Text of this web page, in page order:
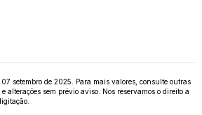
setembro de 2025. Para mais valores, consulte outras
alterações sem prévio aviso. Nos reservamos o direito a